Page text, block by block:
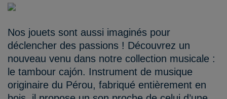
Nos jouets sont aussi imaginés pour
déclencher des passions ! Découvrez un
nouveau venu dans notre collection musicale :
le tambour cajón. Instrument de musique
originaire du Pérou, fabriqué entièrement en